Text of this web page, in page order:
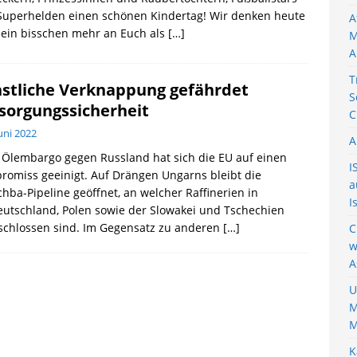
einen schönen Kindertag! Wir denken heute
bisschen mehr an Euch als […]
Verknappung gefährdet
2022
gegen Russland hat sich die EU auf einen
geeinigt. Auf Drängen Ungarns bleibt die
Pipeline geöffnet, an welcher Raffinerien in
Polen sowie der Slowakei und Tschechien
sind. Im Gegensatz zu anderen […]